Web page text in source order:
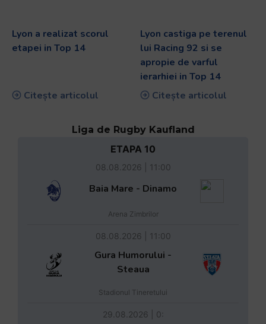
Lyon a realizat scorul
etapei in Top 14
Citește articolul
Lyon castiga pe terenul
lui Racing 92 si se
apropie de varful
ierarhiei in Top 14
Citește articolul
Liga de Rugby Kaufland
ETAPA 10
08.08.2026 | 11:00
Baia Mare - Dinamo
Arena Zimbrilor
08.08.2026 | 11:00
Gura Humorului -
Steaua
Stadionul Tineretului
29.08.2026 | 0: